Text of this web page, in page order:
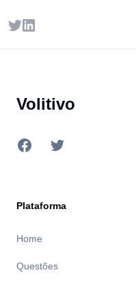
TwitterLinkedIn
Volitivo
Facebook
Twitter
Plataforma
Home
Questões